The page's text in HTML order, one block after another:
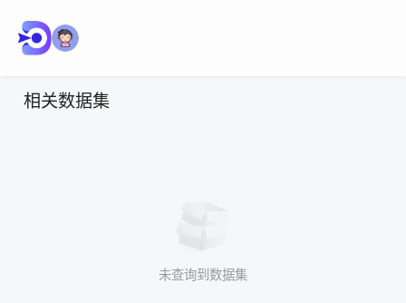
相关数据集
未查询到数据集